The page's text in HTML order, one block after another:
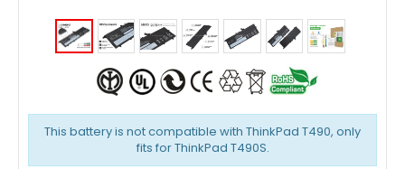
This battery is not compatible with ThinkPad T490, only
fits for ThinkPad T490S.